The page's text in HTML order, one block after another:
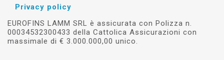
Privacy policy
EUROFINS LAMM SRL è assicurata con Polizza n.
00034532300433 della Cattolica Assicurazioni con
massimale di € 3.000.000,00 unico.